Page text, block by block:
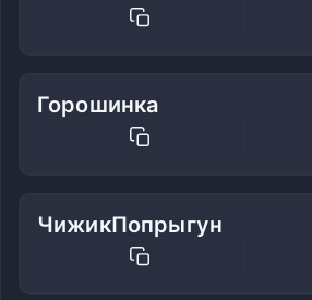
Горошинка
ЧижикПопрыгун